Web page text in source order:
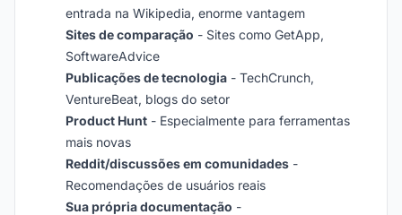
entrada na Wikipedia, enorme vantagem
Sites de comparação - Sites como GetApp,
SoftwareAdvice
Publicações de tecnologia - TechCrunch,
VentureBeat, blogs do setor
Product Hunt - Especialmente para ferramentas
mais novas
Reddit/discussões em comunidades -
Recomendações de usuários reais
Sua própria documentação -